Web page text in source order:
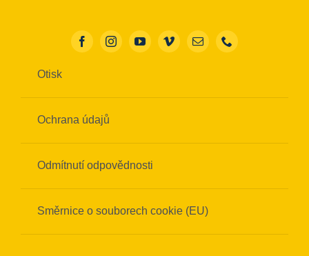
Otisk
Ochrana údajů
Odmítnutí odpovědnosti
Směrnice o souborech cookie (EU)